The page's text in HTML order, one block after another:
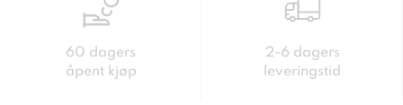
60 dagers
åpent kjøp
2-6 dagers
leveringstid